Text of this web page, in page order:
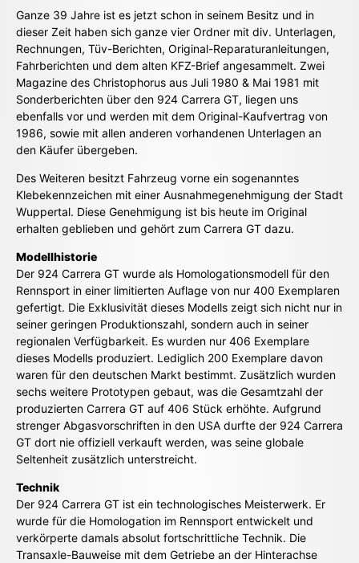
Ganze 39 Jahre ist es jetzt schon in seinem Besitz und in
dieser Zeit haben sich ganze vier Ordner mit div. Unterlagen,
Rechnungen, Tüv-Berichten, Original-Reparaturanleitungen,
Fahrberichten und dem alten KFZ-Brief angesammelt. Zwei
Magazine des Christophorus aus Juli 1980 & Mai 1981 mit
Sonderberichten über den 924 Carrera GT, liegen uns
ebenfalls vor und werden mit dem Original-Kaufvertrag von
1986, sowie mit allen anderen vorhandenen Unterlagen an
den Käufer übergeben.
Des Weiteren besitzt Fahrzeug vorne ein sogenanntes
Klebekennzeichen mit einer Ausnahmegenehmigung der Stadt
Wuppertal. Diese Genehmigung ist bis heute im Original
erhalten geblieben und gehört zum Carrera GT dazu.
Modellhistorie
Der 924 Carrera GT wurde als Homologationsmodell für den
Rennsport in einer limitierten Auflage von nur 400 Exemplaren
gefertigt. Die Exklusivität dieses Modells zeigt sich nicht nur in
seiner geringen Produktionszahl, sondern auch in seiner
regionalen Verfügbarkeit. Es wurden nur 406 Exemplare
dieses Modells produziert. Lediglich 200 Exemplare davon
waren für den deutschen Markt bestimmt. Zusätzlich wurden
sechs weitere Prototypen gebaut, was die Gesamtzahl der
produzierten Carrera GT auf 406 Stück erhöhte. Aufgrund
strenger Abgasvorschriften in den USA durfte der 924 Carrera
GT dort nie offiziell verkauft werden, was seine globale
Seltenheit zusätzlich unterstreicht.
Technik
Der 924 Carrera GT ist ein technologisches Meisterwerk. Er
wurde für die Homologation im Rennsport entwickelt und
verkörperte damals absolut fortschrittliche Technik. Die
Transaxle-Bauweise mit dem Getriebe an der Hinterachse